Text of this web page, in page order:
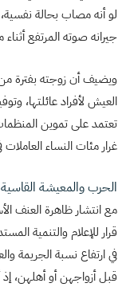
لو أنه مصاب بحالة
جيرانه صوته المرتفع
ويضيف أن زوجته بفترة من
العيش لأفراد عائلتها،
تعتمد على تموين
غرار مئات النساء العاملات
الحرب والمعيشة
مع انتشار ظاهرة العنف
قرار للإعلام والتنمية
في ارتفاع نسبة الجريمة
قبل أزواجهن أو أهلهن،